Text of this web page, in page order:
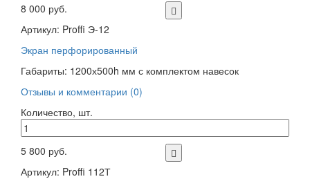
8 000 руб.
Артикул: Proffi Э-12
Экран перфорированный
Габариты: 1200х500h мм с комплектом навесок
Отзывы и комментарии (0)
Количество, шт.
5 800 руб.
Артикул: Proffi 112Т